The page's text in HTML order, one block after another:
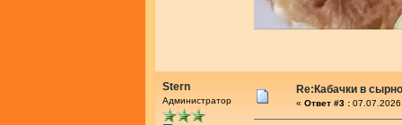
Stern
Администратор
Re:Кабачки в
« Ответ #3 :